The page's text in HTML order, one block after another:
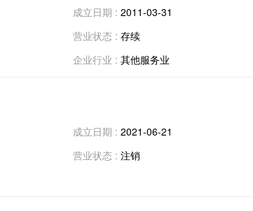
成立日期 : 2011-03-31
营业状态 : 存续
企业行业 : 其他服务业
成立日期 : 2021-06-21
营业状态 : 注销